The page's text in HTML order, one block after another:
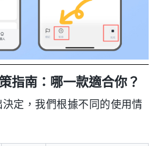
指南：哪一款適合你？
定，我們根據不同的使用情